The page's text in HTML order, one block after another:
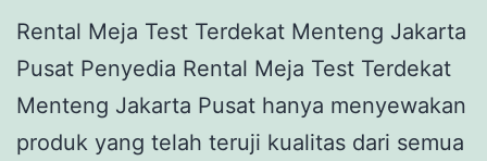
Rental Meja Test Terdekat Menteng Jakarta
Pusat Penyedia Rental Meja Test Terdekat
Menteng Jakarta Pusat hanya menyewakan
produk yang telah teruji kualitas dari semua